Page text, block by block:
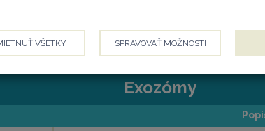
Exozómy
VŠETKY SPRAVOVAŤ MOŽNOSTI